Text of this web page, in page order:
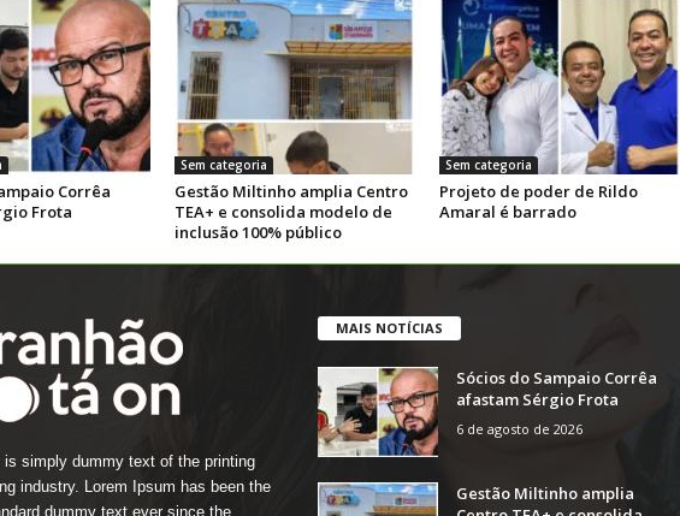
Corrêa
Frota
Sem categoria
Gestão Miltinho amplia Centro
TEA+ e consolida modelo de
inclusão 100% público
Sem categoria
Projeto de poder de Rildo
Amaral é barrado
is simply dummy text of the printing
industry. Lorem Ipsum has been the
dummy text ever since the
MAIS NOTÍCIAS
Sócios do Sampaio Corrêa
afastam Sérgio Frota
6 de agosto de 2026
Gestão Miltinho amplia